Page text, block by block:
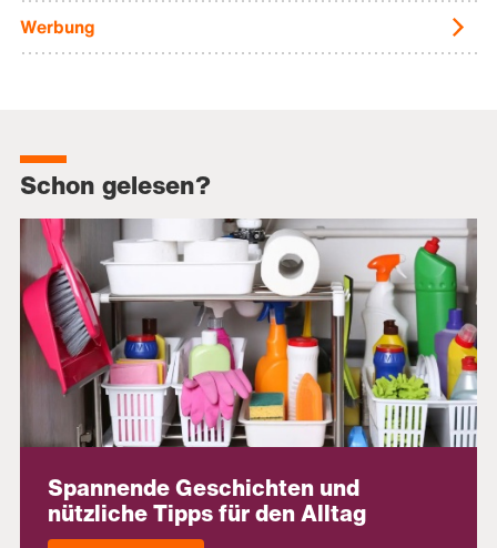
Werbung
Schon gelesen?
Spannende Geschichten und
nützliche Tipps für den Alltag